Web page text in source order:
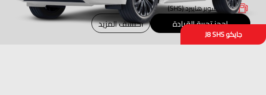
نظام السوبر هايبرد (SHS)
احجز تجربة القيادة اكتشف المزيد
جايكو J8 SHS